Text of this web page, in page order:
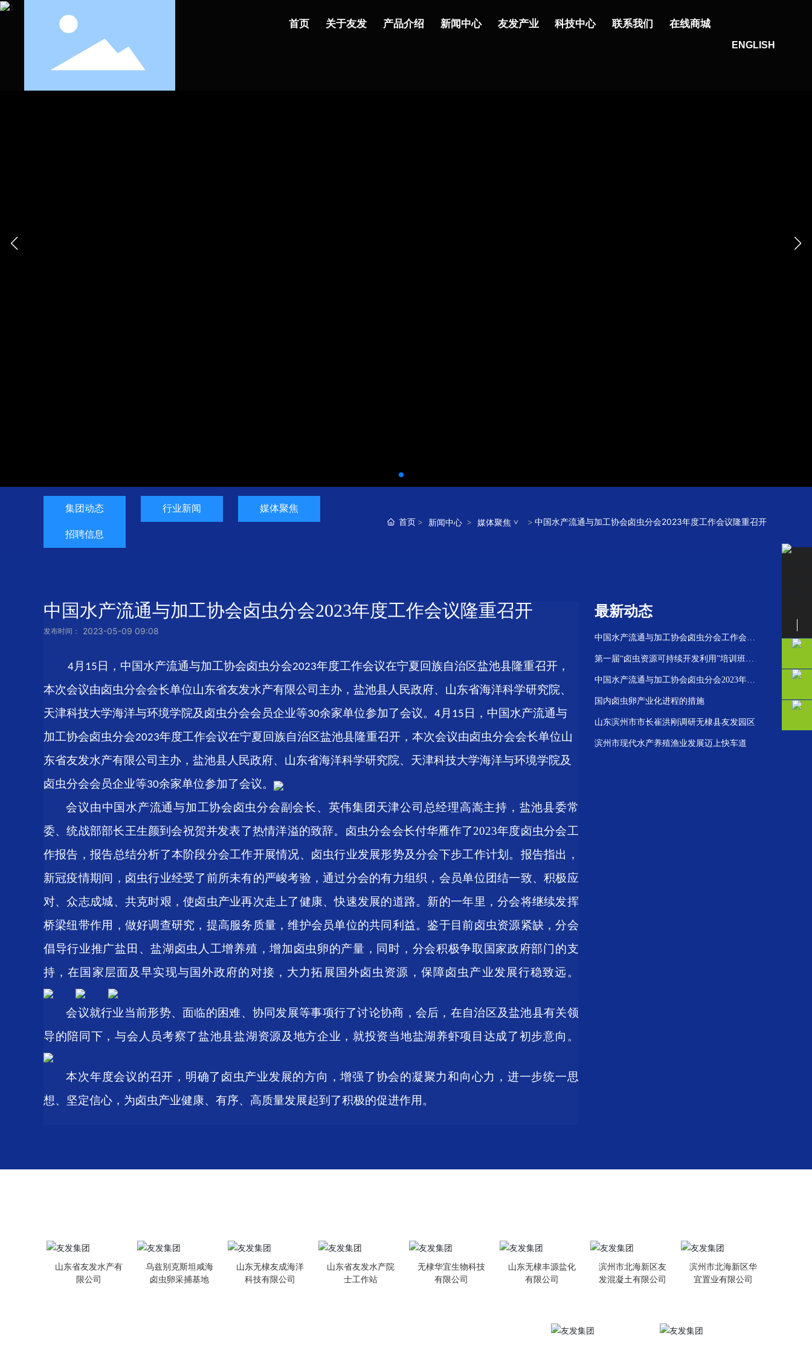
首页 关于友发 产品介绍 新闻中心 友发产业 科技中心 联系我们 在线商城
ENGLISH
集团动态 行业新闻 媒体聚焦
招聘信息
首页 新闻中心 媒体聚焦 中国水产流通与加工协会卤虫分会2023年度工作会议隆重召开
中国水产流通与加工协会卤虫分会2023年度工作会议隆重召开
发布时间： 2023-05-09 09:08
4月 15 日，中国水产流通与加工协会卤虫分会2023年度工作会议在宁夏回族自治区盐池县隆重召开，
本次会议由卤虫分会会长单位山东省友发水产有限公司主办，盐池县人民政府、山东省海洋科学研究院、
天津科技大学海洋与环境学院及卤虫分会会员企业等30余家单位参加了会议。 4月 15 日，中国水产流通与
加工协会卤虫分会2023年度工作会议在宁夏回族自治区盐池县隆重召开，本次会议由卤虫分会会长单位山
东省友发水产有限公司主办，盐池县人民政府、山东省海洋科学研究院、天津科技大学海洋与环境学院及
卤虫分会会员企业等30余家单位参加了会议。
会议由中国水产流通与加工协会卤虫分会副会长、英伟集团天津公司总经理高嵩主持，盐池县委常
委、统战部部长王生颜到会祝贺并发表了热情洋溢的致辞。卤虫分会会长付华雁作了2023年度卤虫分会工
作报告，报告总结分析了本阶段分会工作开展情况、 卤虫行业发展形势及分会下步工作计划 。报告指出，
新冠疫情期间，卤虫行业经受了前所未有的严峻考验，通过分会的有力组织，会员单位团结一致、积极应
对、众志成城、共克时艰，使卤虫产业再次走上了健康、快速发展的道路。新的一年里，分会将继续发挥
桥梁纽带作用，做好调查研究，提高服务质量，维护会员单位的共同利益。鉴于目前卤虫资源紧缺，分会
倡导行业推广盐田、盐湖卤虫人工增养殖，增加卤虫卵的产量，同时，分会积极争取国家政府部门的支
持，在国家层面及早实现与国外政府的对接，大力拓展国外卤虫资源， 保障卤虫产业发展行稳致远。
会议就行业当前形势、面临的困难、协同发展等事项行了讨论协商， 会后，在自治区及盐池县有关领
导的陪同下，与会人员考察了盐池县盐湖资源及地方企业，就投资当地盐湖养虾项目达成了初步意向。
本次年度会议的召开，明确了卤虫产业发展的方向，增强了协会的凝聚力和向心力，进一步统一思
想、坚定信心， 为卤虫产业健康、有序、高质量发展起到了积极的促进作用。
最新动态
中国水产流通与加工协会卤虫分会工作会议
在滨州召开
第一届“卤虫资源可持续开发利用”培训班在
天津举办
中国水产流通与加工协会卤虫分会2023年度
工作会议隆重召开
国内卤虫卵产业化进程的措施
山东滨州市市长崔洪刚调研无棣县友发园区
滨州市现代水产养殖渔业发展迈上快车道
山东省友发水产有
限公司
乌兹别克斯坦咸海
卤虫卵采捕基地
山东无棣友成海洋
科技有限公司
山东省友发水产院
士工作站
无棣华宜生物科技
有限公司
山东无棣丰源盐化
有限公司
滨州市北海新区友
发混凝土有限公司
滨州市北海新区华
宜置业有限公司
联系我们